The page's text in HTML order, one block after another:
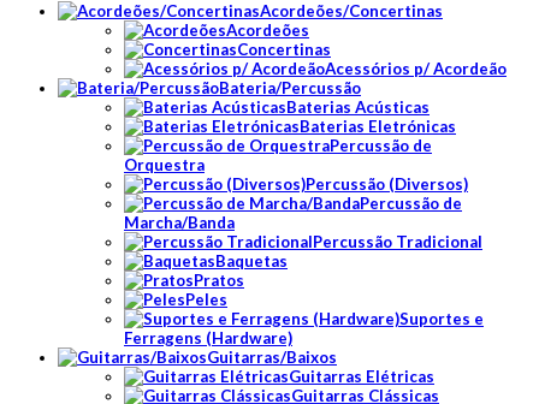
Acordeões/Concertinas
Acordeões
Concertinas
Acessórios p/ Acordeão
Bateria/Percussão
Baterias Acústicas
Baterias Eletrónicas
Percussão de
Orquestra
Percussão (Diversos)
Percussão de
Marcha/Banda
Percussão Tradicional
Baquetas
Pratos
Peles
Suportes e
Ferragens (Hardware)
Guitarras/Baixos
Guitarras Elétricas
Guitarras Clássicas